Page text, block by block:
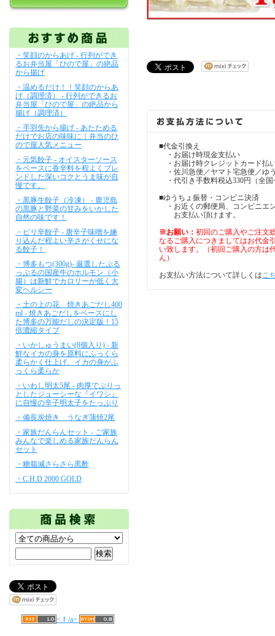
・笑顔のからあげ - 行列ができ
るお弁当屋「ひので屋」の絶品
から揚げ
・温めるだけ！！笑顔のからあ
げ（調理済） - 行列ができるお
弁当屋「ひので屋」の絶品から
揚げ（調理済）
・手羽先から揚げ - あたためる
だけでお店の味味に｜弁当のひ
ので屋人気メニュー
・元気餃子 - オイスターソース
をベースに香辛料を程よくブレ
ンドした深いコクとうま味が自
慢です。
・黒豚生餃子（冷凍） - 鹿児島
の黒豚と野菜の甘みをいかした
自然の味です！
・ピリ辛餃子 - 唐辛子味噌を練
り込んだ程よい辛さがくせにな
る餃子！
・博多もつ(300g)- 厳選したぷる
っぷるの国産牛のホルモン（小
腸）は新鮮でカロリーが低く大
変ヘルシー
・土の上の花 焼きあごだし400
ml - 焼きあごだしをベースにし
た博多の万能だしの決定版！15
倍濃縮タイプ
・いかしゅうまい(8個入り) - 新
鮮なイカの身を原料にふっくら
柔らかく仕上げ、イカの身がふ
っくら柔らか
・いわし明太5尾 - 肉厚でぷりっ
としたジューシーな『イワシ』
に自慢の辛子明太子をたっぷり
・備長炭焼き うなぎ蒲焼2尾
・家族だんらんセット - ご家族
みんなで楽しめる家族だんらん
セット
・糖脂減さらさら黒酢
・C.H.D 2000 GOLD
<ｆ/a>
■代金引換え
・お届け時現金支払い
・お届け時クレジットカード払
・佐川急便／ヤマト宅急便／ゆ
・代引き手数料税込330円（全国
■ゆうちょ振替・コンビニ決済
・お近くの郵便局、コンビニエ
お支払い頂けます。
※お願い： 初回のご購入やご注文
なるご購入につきましてはお代金
い致します。（初回ご購入の方は
ん）
お支払い方法について詳しくはこ